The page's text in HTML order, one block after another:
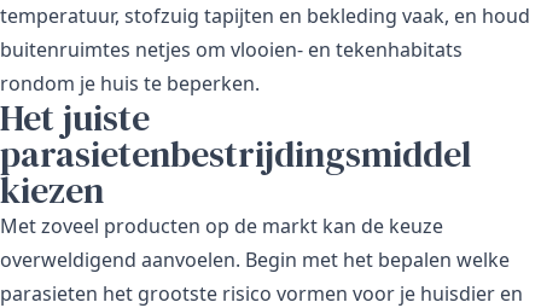
temperatuur, stofzuig tapijten en bekleding vaak, en houd
buitenruimtes netjes om vlooien- en tekenhabitats
rondom je huis te beperken.
Het juiste
parasietenbestrijdingsmiddel
kiezen
Met zoveel producten op de markt kan de keuze
overweldigend aanvoelen. Begin met het bepalen welke
parasieten het grootste risico vormen voor je huisdier en